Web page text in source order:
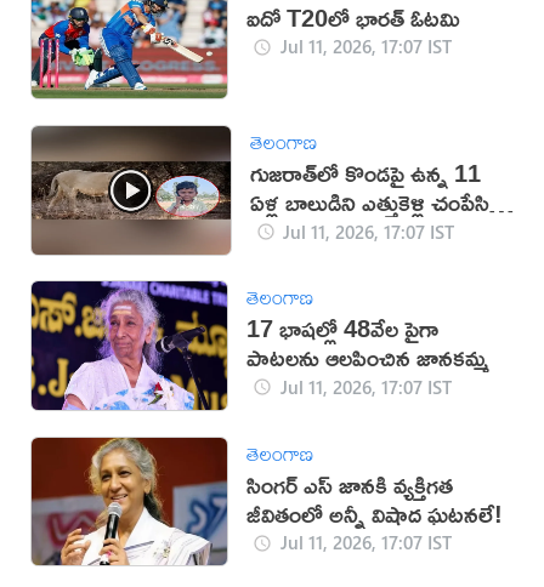
ఐదో T20లో భారత్ ఓటమి
Jul 11, 2026, 17:07 IST
తెలంగాణ
గుజరాత్‌లో కొండపై ఉన్న 11
ఏళ్ల బాలుడిని ఎత్తుకెళ్లి చంపేసిన
సింహంJul 11, 2026, 17:07 IST
తెలంగాణ
17 భాషల్లో 48వేల పైగా
పాటలను ఆలపించిన జానకమ్మ
Jul 11, 2026, 17:07 IST
తెలంగాణ
సింగర్ ఎస్ జానకి వ్యక్తిగత
జీవితంలో అన్నీ విషాద ఘటనలే!
Jul 11, 2026, 17:07 IST